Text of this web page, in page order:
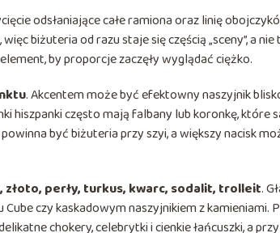
odsłaniające całe ramiona oraz linię
biżuteria od razu staje się częścią „sceny”, a
by proporcje zaczęły wyglądać ciężko.
. Akcentem może być efektowny naszyjnik
hiszpanki często mają falbany lub koronkę, które
być biżuteria przy szyi, a większy nacisk
złoto, perły, turkus, kwarc, sodalit, trolleit.
czy kaskadowym naszyjnikiem z kamieniami.
chokery, celebrytki i cienkie łańcuszki, a przy